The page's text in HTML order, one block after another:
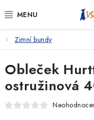
na
PSI
KOČKY
KONĚ
Zimní bundy
Obleček
ostružinová